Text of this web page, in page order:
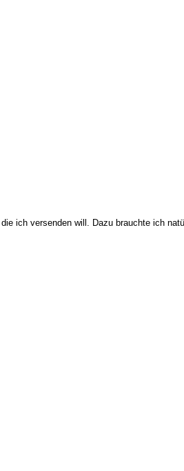
ich versenden will. Dazu brauchte ich